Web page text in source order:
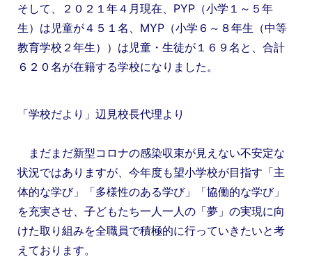
そして、２０２１年４月現在、PYP（小学１～５年
生）は児童が４５１名、MYP（小学６～８年生（中等
教育学校２年生））は児童・生徒が１６９名と、 合計
６２０名が在籍する学校になりました。
「学校だより」辺見校長代理より
まだまだ新型コロナの感染収束が見えない不安定な
状況ではありますが、今年度も望小学校が目指す「主
体的な学び」「多様性のある学び」「協働的な学び」
を充実させ、子どもたち一人一人の「夢」の実現に向
けた取り組みを全職員で積極的に行っていきたいと考
えております。